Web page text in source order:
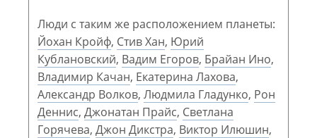
Люди с таким же расположением планеты:
Йохан Кройф, Стив Хан, Юрий
Кублановский, Вадим Егоров, Брайан Ино,
Владимир Качан, Екатерина Лахова,
Александр Волков, Людмила Гладунко, Рон
Деннис, Джонатан Прайс, Светлана
Горячева, Джон Дикстра, Виктор Илюшин,